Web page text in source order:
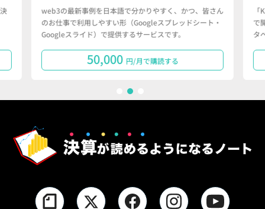
web3の最新事例を日本語で分かりやすく、かつ、皆さん
のお仕事で利用しやすい形（Googleスプレッドシート・
Googleスライド）で提供するサービスです。
50,000 円/月で購読する
で
タ